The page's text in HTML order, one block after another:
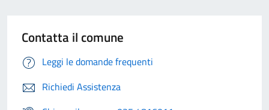
Contatta il comune
Leggi le domande frequenti
Richiedi Assistenza